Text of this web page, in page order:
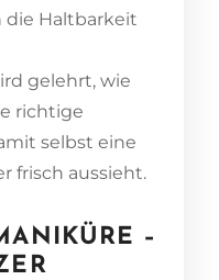
Haltbarkeit
gelehrt, wie
richtige
selbst eine
frisch aussieht.
–